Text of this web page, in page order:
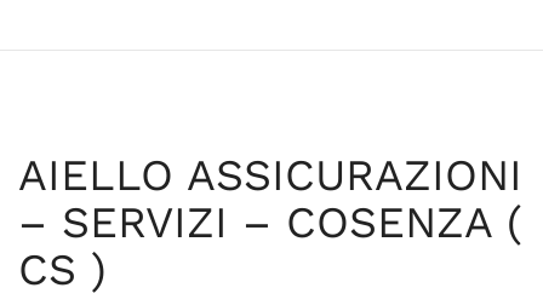
AIELLO ASSICURAZIONI
– SERVIZI – COSENZA (
CS )